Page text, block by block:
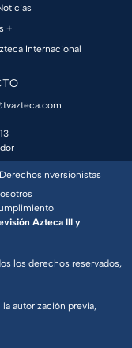
+
Internacional
los derechos reservados,
autorización previa,
DerechosInversionistas
Azteca III y